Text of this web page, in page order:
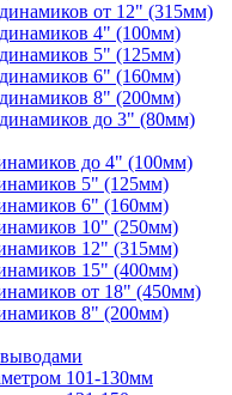
от 12" (315мм)
4" (100мм)
5" (125мм)
6" (160мм)
8" (200мм)
до 3" (80мм)
до 4" (100мм)
5" (125мм)
6" (160мм)
10" (250мм)
12" (315мм)
15" (400мм)
от 18" (450мм)
8" (200мм)
101-130мм